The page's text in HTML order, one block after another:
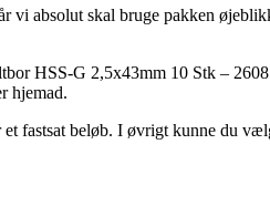
absolut skal bruge pakken
HSS-G 2,5x43mm 10 Stk –
hjemad.
fastsat beløb. I øvrigt kunne du